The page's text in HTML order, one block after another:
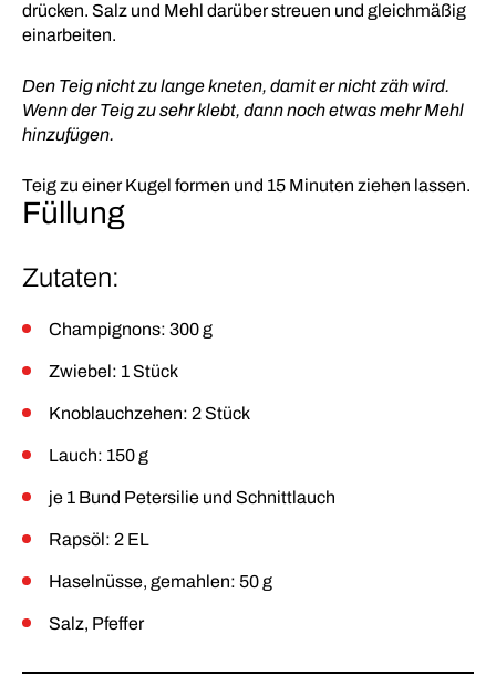
drücken. Salz und Mehl darüber streuen und gleichmäßig
einarbeiten.
Den Teig nicht zu lange kneten, damit er nicht zäh wird.
Wenn der Teig zu sehr klebt, dann noch etwas mehr Mehl
hinzufügen.
Teig zu einer Kugel formen und 15 Minuten ziehen lassen.
Füllung
Zutaten:
Champignons: 300 g
Zwiebel: 1 Stück
Knoblauchzehen: 2 Stück
Lauch: 150 g
je 1 Bund Petersilie und Schnittlauch
Rapsöl: 2 EL
Haselnüsse, gemahlen: 50 g
Salz, Pfeffer